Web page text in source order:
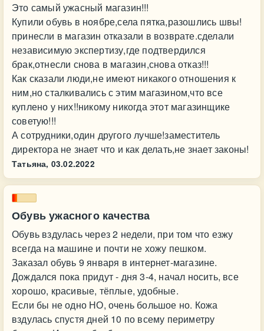
Это самый ужасный магазин!!!
Купили обувь в ноябре,села пятка,разошлись швы!
принесли в магазин отказали в возврате.сделали
независимую экспертизу,где подтвердился
брак,отнесли снова в магазин,снова отказ!!!
Как сказали люди,не имеют никакого отношения к
ним,но сталкивались с этим магазином,что все
куплено у них!!никому никогда этот магазинщике
советую!!!
А сотрудники,один другого лучше!заместитель
директора не знает что и как делать,не знает законы!
Татьяна, 03.02.2022
Обувь ужасного качества
Обувь вздулась через 2 недели, при том что езжу
всегда на машине и почти не хожу пешком.
Заказал обувь 9 января в интернет-магазине.
Дождался пока придут - дня 3-4, начал носить, все
хорошо, красивые, тёплые, удобные.
Если бы не одно НО, очень большое но. Кожа
вздулась спустя дней 10 по всему периметру